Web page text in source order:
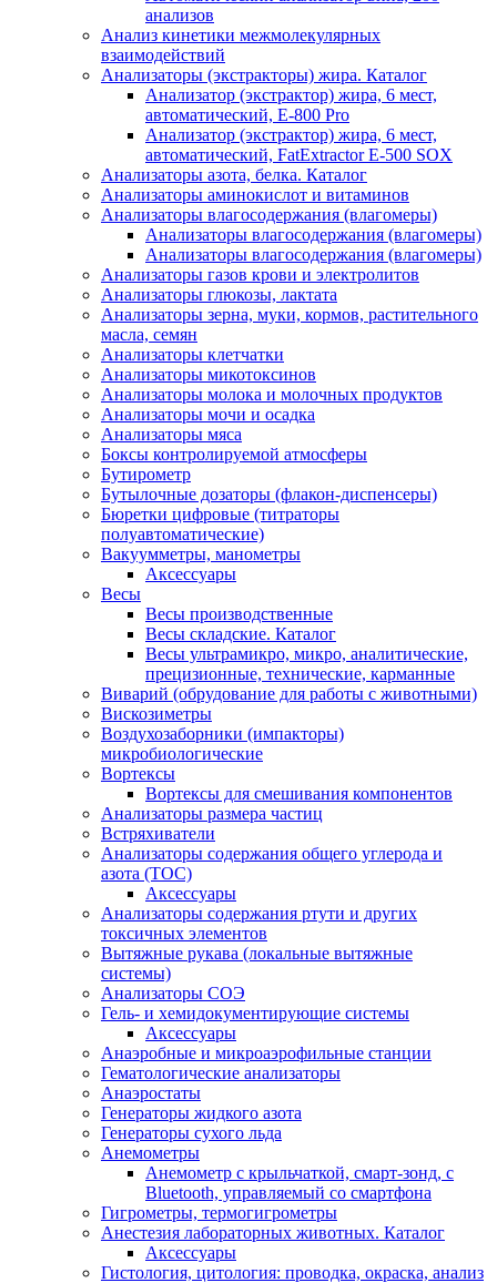
анализов
Анализ кинетики межмолекулярных
взаимодействий
Анализаторы (экстракторы) жира. Каталог
Анализатор (экстрактор) жира, 6 мест,
автоматический, E-800 Pro
Анализатор (экстрактор) жира, 6 мест,
автоматический, FatExtractor E-500 SOX
Анализаторы азота, белка. Каталог
Анализаторы аминокислот и витаминов
Анализаторы влагосодержания (влагомеры)
Анализаторы влагосодержания (влагомеры)
Анализаторы влагосодержания (влагомеры)
Анализаторы газов крови и электролитов
Анализаторы глюкозы, лактата
Анализаторы зерна, муки, кормов, растительного
масла, семян
Анализаторы клетчатки
Анализаторы микотоксинов
Анализаторы молока и молочных продуктов
Анализаторы мочи и осадка
Анализаторы мяса
Боксы контролируемой атмосферы
Бутирометр
Бутылочные дозаторы (флакон-диспенсеры)
Бюретки цифровые (титраторы
полуавтоматические)
Вакуумметры, манометры
Аксессуары
Весы
Весы производственные
Весы складские. Каталог
Весы ультрамикро, микро, аналитические,
прецизионные, технические, карманные
Виварий (обрудование для работы с животными)
Вискозиметры
Воздухозаборники (импакторы)
микробиологические
Вортексы
Вортексы для смешивания компонентов
Анализаторы размера частиц
Встряхиватели
Анализаторы содержания общего углерода и
азота (ТОС)
Аксессуары
Анализаторы содержания ртути и других
токсичных элементов
Вытяжные рукава (локальные вытяжные
системы)
Анализаторы СОЭ
Гель- и хемидокументирующие системы
Аксессуары
Анаэробные и микроаэрофильные станции
Гематологические анализаторы
Анаэростаты
Генераторы жидкого азота
Генераторы сухого льда
Анемометры
Анемометр с крыльчаткой, смарт-зонд, с
Bluetooth, управляемый со смартфона
Гигрометры, термогигрометры
Анестезия лабораторных животных. Каталог
Аксессуары
Гистология, цитология: проводка, окраска, анализ